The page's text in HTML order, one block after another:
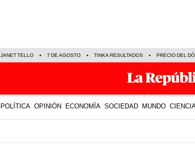
JANET TELLO 7 DE AGOSTO TINKA RESULTADOS PRECIO DEL
POLÍTICA OPINIÓN ECONOMÍA SOCIEDAD MUNDO